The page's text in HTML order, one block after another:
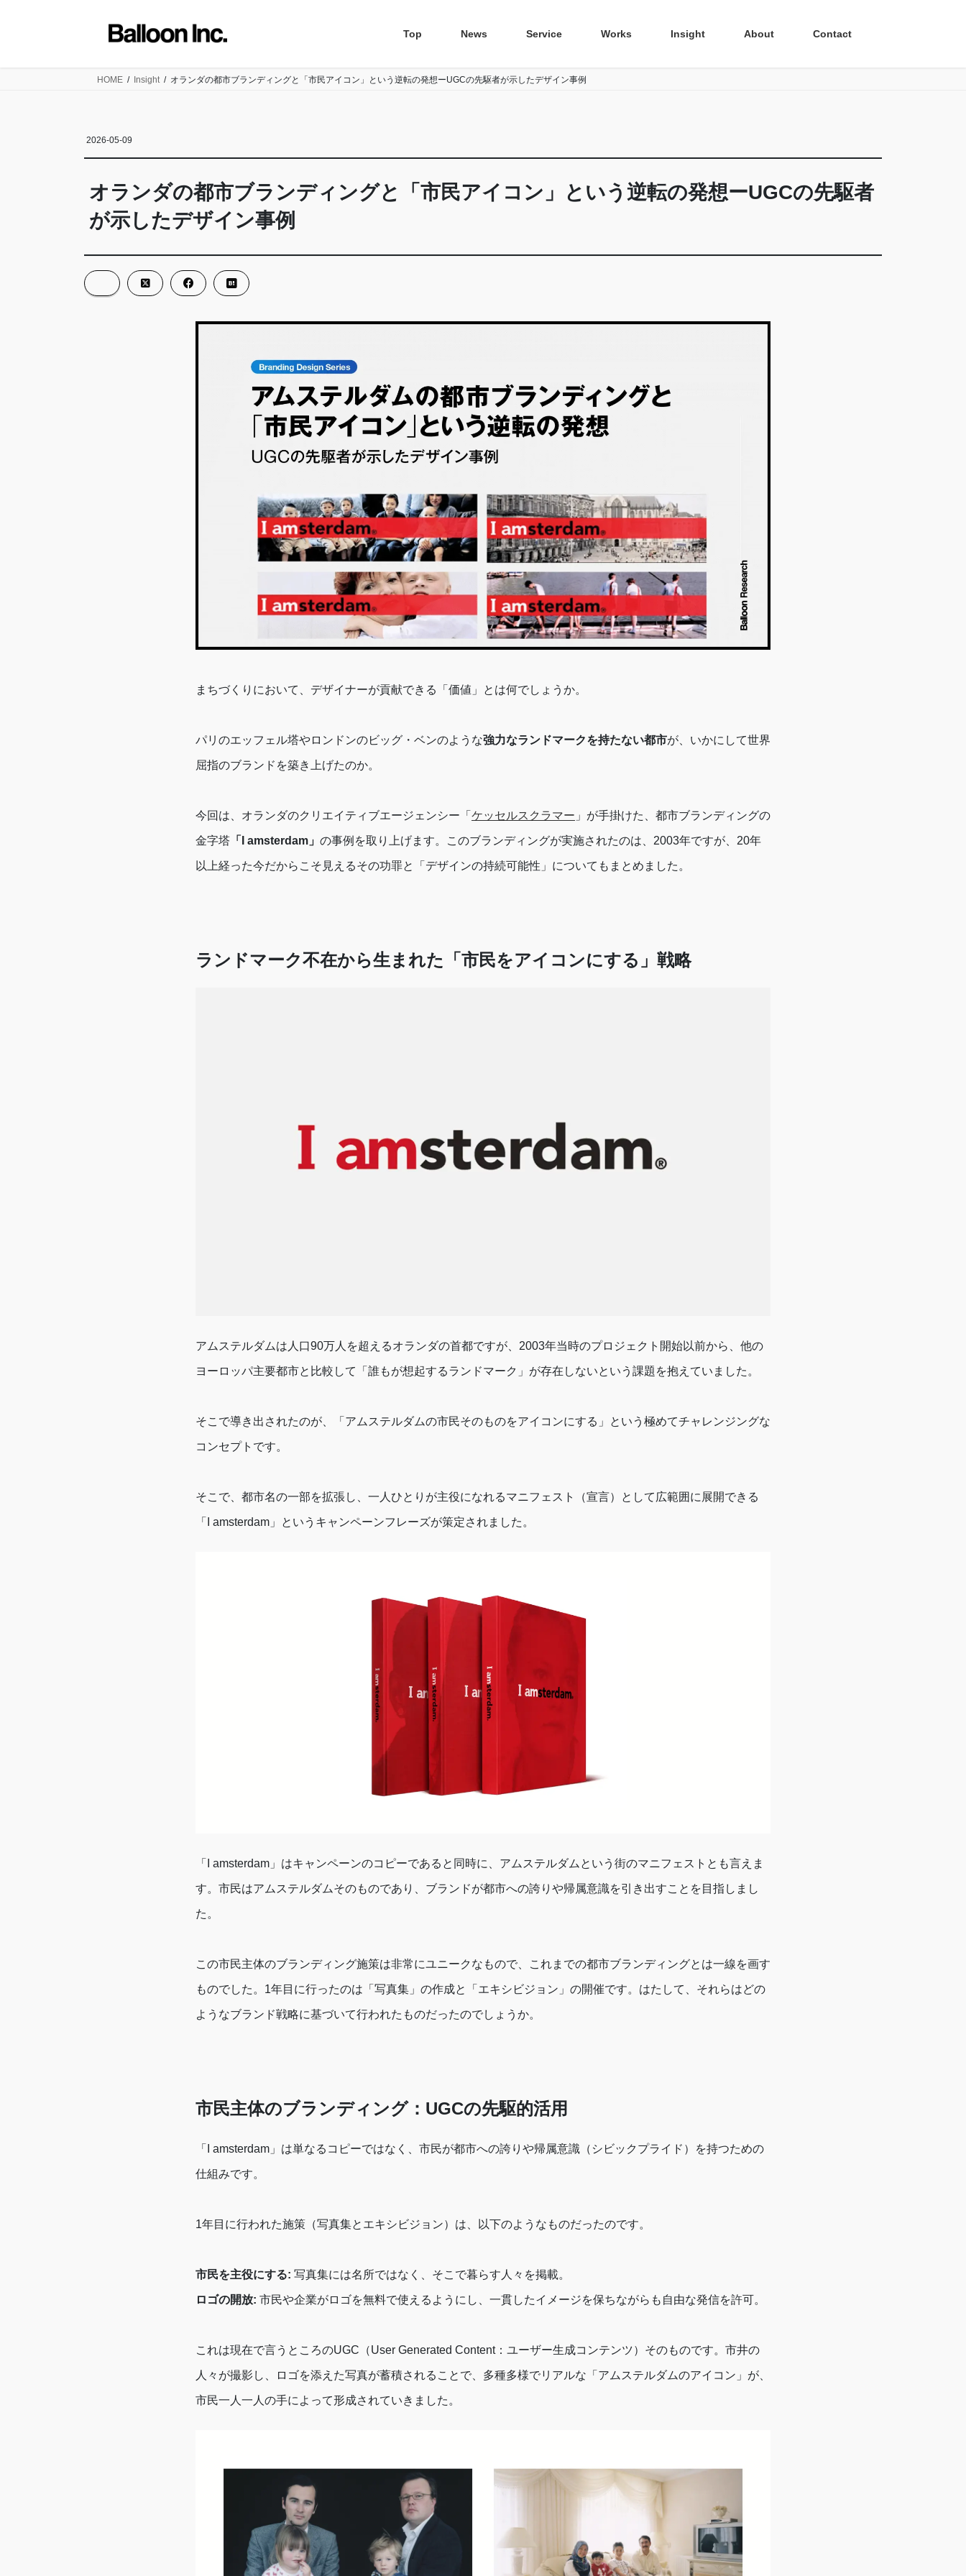
Top News Service Works Insight About Contact
HOME Insight オランダの都市ブランディングと「市民アイコン」という逆転の発想ーUGCの先駆者が示したデザイン事例
2026-05-09
オランダの都市ブランディングと「市民アイコン」という逆転の発想ーUGCの先駆者
が示したデザイン事例
まちづくりにおいて、デザイナーが貢献できる「価値」とは何でしょうか。
パリのエッフェル塔やロンドンのビッグ・ベンのような強力なランドマークを持たない都市が、いかにして世界
屈指のブランドを築き上げたのか。
今回は、オランダのクリエイティブエージェンシー「 ケッセルスクラマー 」が手掛けた、都市ブランディングの
金字塔 「I amsterdam」 の事例を取り上げます。このブランディングが実施されたのは、2003年ですが、20年
以上経った今だからこそ見えるその功罪と「デザインの持続可能性」についてもまとめました。
ランドマーク不在から生まれた「市民をアイコンにする」戦略
アムステルダムは人口90万人を超えるオランダの首都ですが、2003年当時のプロジェクト開始以前から、他の
ヨーロッパ主要都市と比較して「誰もが想起するランドマーク」が存在しないという課題を抱えていました。
そこで導き出されたのが、「アムステルダムの市民そのものをアイコンにする」という極めてチャレンジングな
コンセプトです。
そこで、都市名の一部を拡張し、一人ひとりが主役になれるマニフェスト（宣言）として広範囲に展開できる
「I amsterdam」というキャンペーンフレーズが策定されました。
「I amsterdam」はキャンペーンのコピーであると同時に、アムステルダムという街のマニフェストとも言えま
す。市民はアムステルダムそのものであり、ブランドが都市への誇りや帰属意識を引き出すことを目指しまし
た。
この市民主体のブランディング施策は非常にユニークなもので、これまでの都市ブランディングとは一線を画す
ものでした。1年目に行ったのは「写真集」の作成と「エキシビジョン」の開催です。はたして、それらはどの
ようなブランド戦略に基づいて行われたものだったのでしょうか。
市民主体のブランディング：UGCの先駆的活用
「I amsterdam」は単なるコピーではなく、市民が都市への誇りや帰属意識（シビックプライド）を持つための
仕組みです。
1年目に行われた施策（写真集とエキシビジョン）は、以下のようなものだったのです。
市民を主役にする: 写真集には名所ではなく、そこで暮らす人々を掲載。
ロゴの開放: 市民や企業がロゴを無料で使えるようにし、一貫したイメージを保ちながらも自由な発信を許可。
これは現在で言うところのUGC（User Generated Content：ユーザー生成コンテンツ）そのものです。市井の
人々が撮影し、ロゴを添えた写真が蓄積されることで、多種多様でリアルな「アムステルダムのアイコン」が、
市民一人一人の手によって形成されていきました。